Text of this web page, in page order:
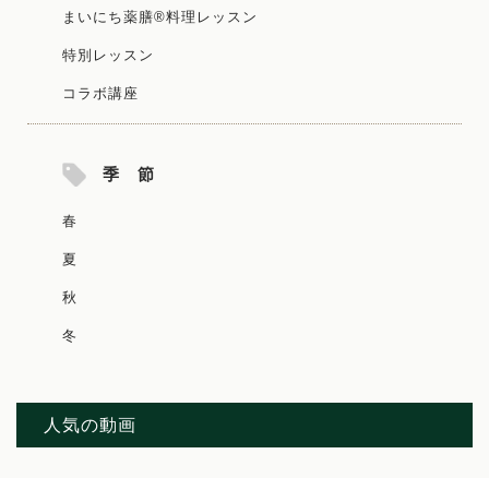
まいにち薬膳®料理レッスン
特別レッスン
コラボ講座
季 節
春
夏
秋
冬
人気の動画